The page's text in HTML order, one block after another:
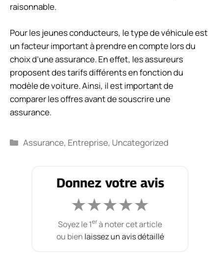
raisonnable.
Pour les jeunes conducteurs, le type de véhicule est
un facteur important à prendre en compte lors du
choix d’une assurance. En effet, les assureurs
proposent des tarifs différents en fonction du
modèle de voiture. Ainsi, il est important de
comparer les offres avant de souscrire une
assurance.
Catégories
Assurance, Entreprise, Uncategorized
Donnez votre avis
★★★★★
Soyez le 1erà noter cet article
ou bien laissez un avis détaillé